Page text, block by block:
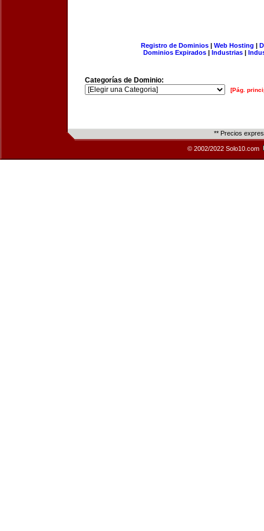
Registro de Dominios| Web Hosting |
Dominios Expirados | Industrias |
Categorías de Dominio:
[Pág.
** Precios
© 2002/2022 Solo10.com